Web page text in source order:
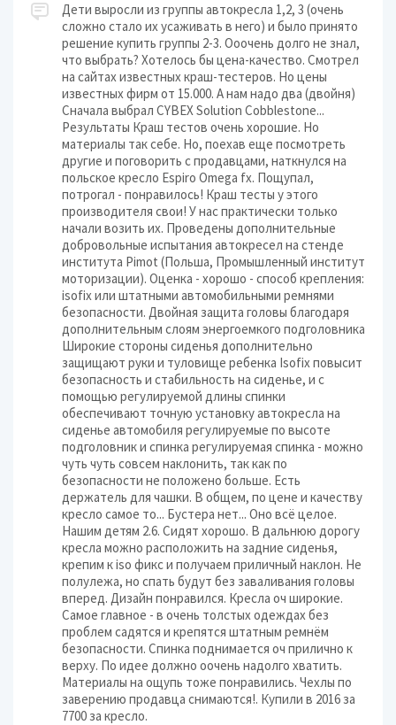
Дети выросли из группы автокресла 1,2, 3 (очень
сложно стало их усаживать в него) и было принято
решение купить группы 2-3. Ооочень долго не знал,
что выбрать? Хотелось бы цена-качество. Смотрел
на сайтах известных краш-тестеров. Но цены
известных фирм от 15.000. А нам надо два (двойня)
Сначала выбрал CYBEX Solution Cobblestone...
Результаты Краш тестов очень хорошие. Но
материалы так себе. Но, поехав еще посмотреть
другие и поговорить с продавцами, наткнулся на
польское кресло Espiro Omega fx. Пощупал,
потрогал - понравилось! Краш тесты у этого
производителя свои! У нас практически только
начали возить их. Проведены дополнительные
добровольные испытания автокресел на стенде
института Pimot (Польша, Промышленный институт
моторизации). Оценка - хорошо - способ крепления:
isofix или штатными автомобильными ремнями
безопасности. Двойная защита головы благодаря
дополнительным слоям энергоемкого подголовника
Широкие стороны сиденья дополнительно
защищают руки и туловище ребенка Isofix повысит
безопасность и стабильность на сиденье, и с
помощью регулируемой длины спинки
обеспечивают точную установку автокресла на
сиденье автомобиля регулируемые по высоте
подголовник и спинка регулируемая спинка - можно
чуть чуть совсем наклонить, так как по
безопасности не положено больше. Есть
держатель для чашки. В общем, по цене и качеству
кресло самое то... Бустера нет... Оно всё целое.
Нашим детям 2.6. Сидят хорошо. В дальнюю дорогу
кресла можно расположить на задние сиденья,
крепим к iso фикс и получаем приличный наклон. Не
полулежа, но спать будут без заваливания головы
вперед. Дизайн понравился. Кресла оч широкие.
Самое главное - в очень толстых одеждах без
проблем садятся и крепятся штатным ремнём
безопасности. Спинка поднимается оч прилично к
верху. По идее должно оочень надолго хватить.
Материалы на ощупь тоже понравились. Чехлы по
заверению продавца снимаются!. Купили в 2016 за
7700 за кресло.